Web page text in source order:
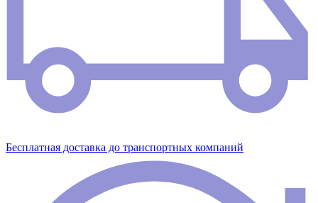
Бесплатная доставка до транспортных компаний